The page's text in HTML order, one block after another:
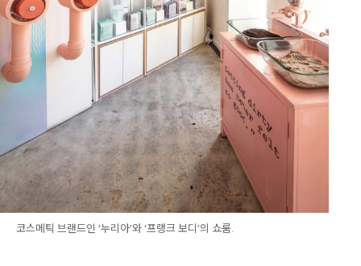
코스메틱 브랜드인 ‘누리아’와 ‘프랭크 보디’의 쇼룸.